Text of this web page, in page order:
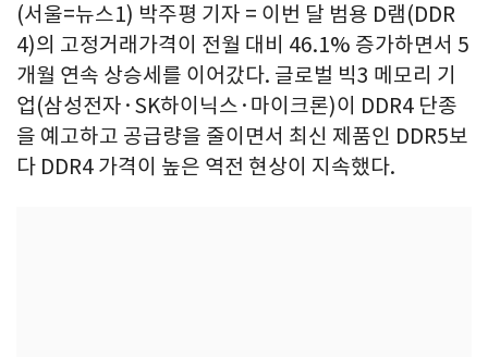
(서울=뉴스1) 박주평 기자 = 이번 달 범용 D램(DDR
4)의 고정거래가격이 전월 대비 46.1% 증가하면서 5
개월 연속 상승세를 이어갔다. 글로벌 빅3 메모리 기
업(삼성전자·SK하이닉스·마이크론)이 DDR4 단종
을 예고하고 공급량을 줄이면서 최신 제품인 DDR5보
다 DDR4 가격이 높은 역전 현상이 지속했다.